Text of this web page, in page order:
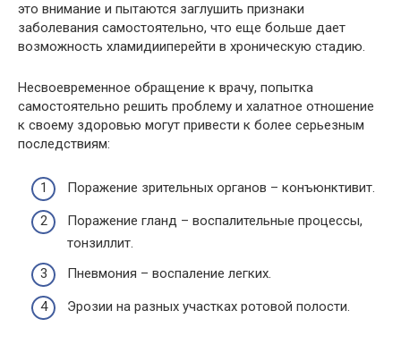
это внимание и пытаются заглушить признаки
заболевания самостоятельно, что еще больше дает
возможность хламидииперейти в хроническую стадию.
Несвоевременное обращение к врачу, попытка
самостоятельно решить проблему и халатное отношение
к своему здоровью могут привести к более серьезным
последствиям:
Поражение зрительных органов – конъюнктивит.
Поражение гланд – воспалительные процессы,
тонзиллит.
Пневмония – воспаление легких.
Эрозии на разных участках ротовой полости.